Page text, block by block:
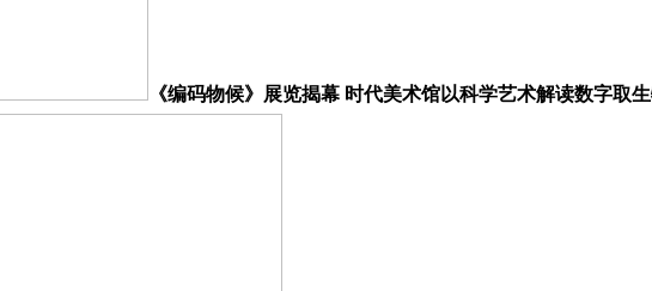
《编码物候》展览揭幕 时代美术馆以科学艺术解读数字取